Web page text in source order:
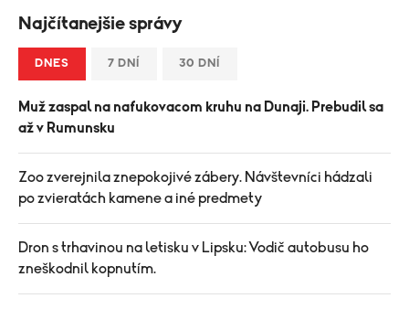
Najčítanejšie správy
DNES 7 DNÍ 30 DNÍ
Muž zaspal na nafukovacom kruhu na Dunaji. Prebudil sa
až v Rumunsku
Zoo zverejnila znepokojivé zábery. Návštevníci hádzali
po zvieratách kamene a iné predmety
Dron s trhavinou na letisku v Lipsku: Vodič autobusu ho
zneškodnil kopnutím.